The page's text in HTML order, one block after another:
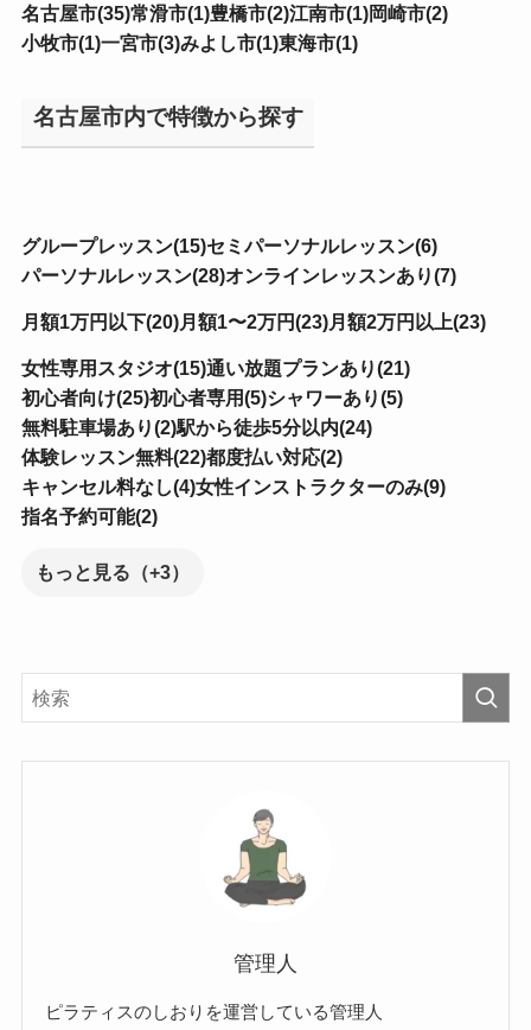
名古屋市(35)常滑市(1)豊橋市(2)江南市(1)岡崎市(2)
小牧市(1)一宮市(3)みよし市(1)東海市(1)
名古屋市内で特徴から探す
グループレッスン(15)セミパーソナルレッスン(6)
パーソナルレッスン(28)オンラインレッスンあり(7)
月額1万円以下(20)月額1〜2万円(23)月額2万円以上(23)
女性専用スタジオ(15)通い放題プランあり(21)
初心者向け(25)初心者専用(5)シャワーあり(5)
無料駐車場あり(2)駅から徒歩5分以内(24)
体験レッスン無料(22)都度払い対応(2)
キャンセル料なし(4)女性インストラクターのみ(9)
指名予約可能(2)
もっと見る（+3）
管理人
ピラティスのしおりを運営している管理人